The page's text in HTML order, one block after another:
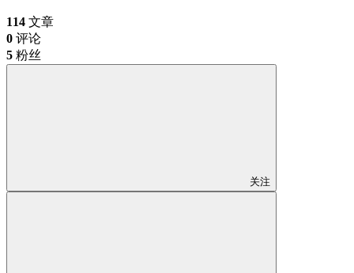
114 文章
0 评论
5 粉丝
关注